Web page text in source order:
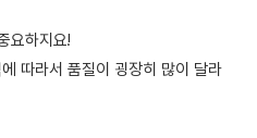
요하지요!
따라서 품질이 굉장히 많이 달라